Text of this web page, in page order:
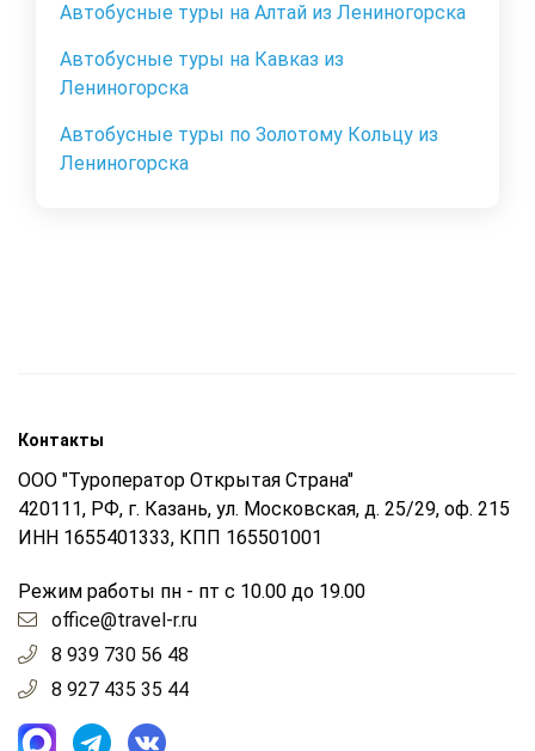
Автобусные туры на Алтай из Лениногорска
Автобусные туры на Кавказ из
Лениногорска
Автобусные туры по Золотому Кольцу из
Лениногорска
Контакты
ООО "Туроператор Открытая Страна"
420111, РФ, г. Казань, ул. Московская, д. 25/29, оф. 215
ИНН 1655401333, КПП 165501001
Режим работы пн - пт с 10.00 до 19.00
office@travel-r.ru
8 939 730 56 48
8 927 435 35 44